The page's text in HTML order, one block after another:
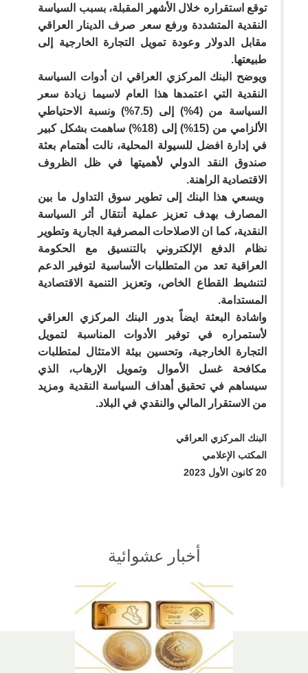
توقع استقراره خلال الأشهر المقبلة، بسبب السياسة
النقدية المتشددة ورفع سعر صرف الدينار العراقي
مقابل الدولار وعودة تمويل التجارة الخارجية إلى
طبيعتها.
ويوضح البنك المركزي العراقي ان أدوات السياسة
النقدية التي اعتمدها هذا العام لاسيما زيادة سعر
السياسة من (4%) إلى (7.5%) ونسبة الاحتياطي
الألزامي من (15%) إلى (18%) ساهمت بشكل كبير
في إدارة افضل للسيولة المحلية، نالت أهتمام بعثة
صندوق النقد الدولي لأهميتها في ظل الظروف
الاقتصادية الراهنة.
ويسعي هذا البنك إلى تطوير سوق التداول ما بين
المصارف بهدف تعزيز عملية أنتقال أثر السياسة
النقدية، كما ان الاصلاحات المصرفية الجارية وتطوير
نظام الدفع الإلكتروني بالتنسيق مع الحكومة
العراقية تعد من المتطلبات الأساسية لتوفير الدعم
لتنشيط القطاع الخاص، وتعزيز التنمية الاقتصادية
المستدامة.
واشادة البعثة ايضاً بدور البنك المركزي العراقي
لأستمراره في توفير الأدوات المناسبة لتمويل
التجارة الخارجية، وتحسين بيئة الامتثال لمتطلبات
مكافحة غسل الأموال وتمويل الإرهاب، الذي
سيساهم في تحقيق أهداف السياسة النقدية ومزيد
من الاستقرار المالي والنقدي في البلاد.
البنك المركزي العراقي
المكتب الإعلامي
20 كانون الأول 2023
أخبار عشوائية